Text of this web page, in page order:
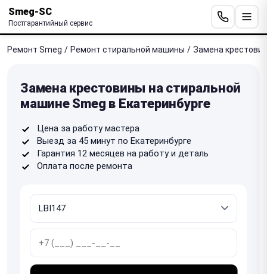
Smeg-SC
Постгарантийный сервис
Ремонт Smeg / Ремонт стиральной машины / Замена
Замена крестовины на стиральной
машине Smeg в Екатеринбурге
Цена за работу мастера
Выезд за 45 минут по Екатеринбурге
Гарантия 12 месяцев на работу и деталь
Оплата после ремонта